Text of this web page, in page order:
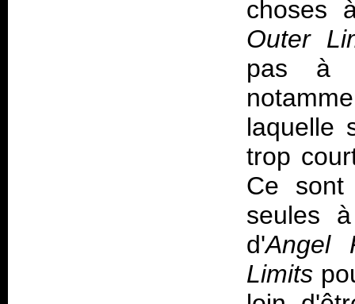
choses
Outer
pas à
laquelle
trop
Ce sont
seules
d'Angel
Limits